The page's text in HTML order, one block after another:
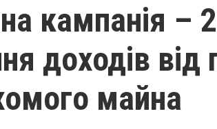
кампанія –
доходів
майна